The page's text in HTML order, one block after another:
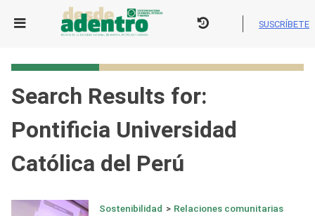
SUSCRÍBETE
Search Results for:
Pontificia Universidad
Católica del Perú
Sostenibilidad > Relaciones comunitarias